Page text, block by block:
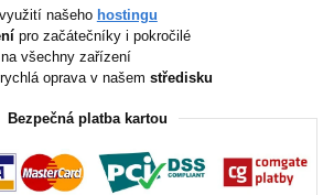
našeho hostingu
pro začátečníky i pokročilé
všechny zařízení
oprava v našem středisku
Bezpečná platba kartou